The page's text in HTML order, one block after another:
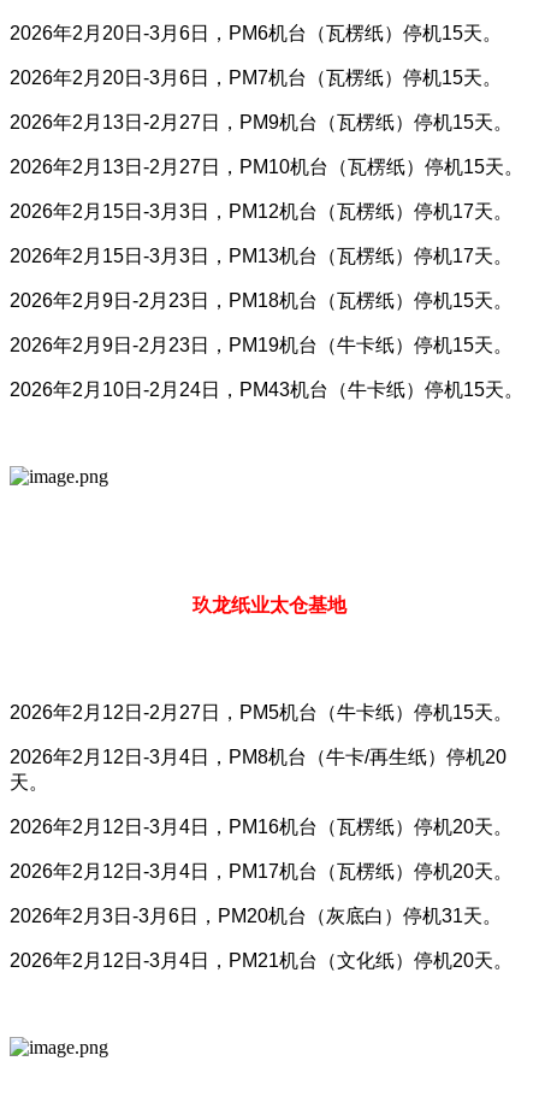
2026年2月20日-3月6日，PM6机台（瓦楞纸）停机15天。
2026年2月20日-3月6日，PM7机台（瓦楞纸）停机15天。
2026年2月13日-2月27日，PM9机台（瓦楞纸）停机15天。
2026年2月13日-2月27日，PM10机台（瓦楞纸）停机15天。
2026年2月15日-3月3日，PM12机台（瓦楞纸）停机17天。
2026年2月15日-3月3日，PM13机台（瓦楞纸）停机17天。
2026年2月9日-2月23日，PM18机台（瓦楞纸）停机15天。
2026年2月9日-2月23日，PM19机台（牛卡纸）停机15天。
2026年2月10日-2月24日，PM43机台（牛卡纸）停机15天。
玖龙纸业太仓基地
2026年2月12日-2月27日，PM5机台（牛卡纸）停机15天。
2026年2月12日-3月4日，PM8机台（牛卡/再生纸）停机20
天。
2026年2月12日-3月4日，PM16机台（瓦楞纸）停机20天。
2026年2月12日-3月4日，PM17机台（瓦楞纸）停机20天。
2026年2月3日-3月6日，PM20机台（灰底白）停机31天。
2026年2月12日-3月4日，PM21机台（文化纸）停机20天。